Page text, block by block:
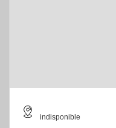
indisponible